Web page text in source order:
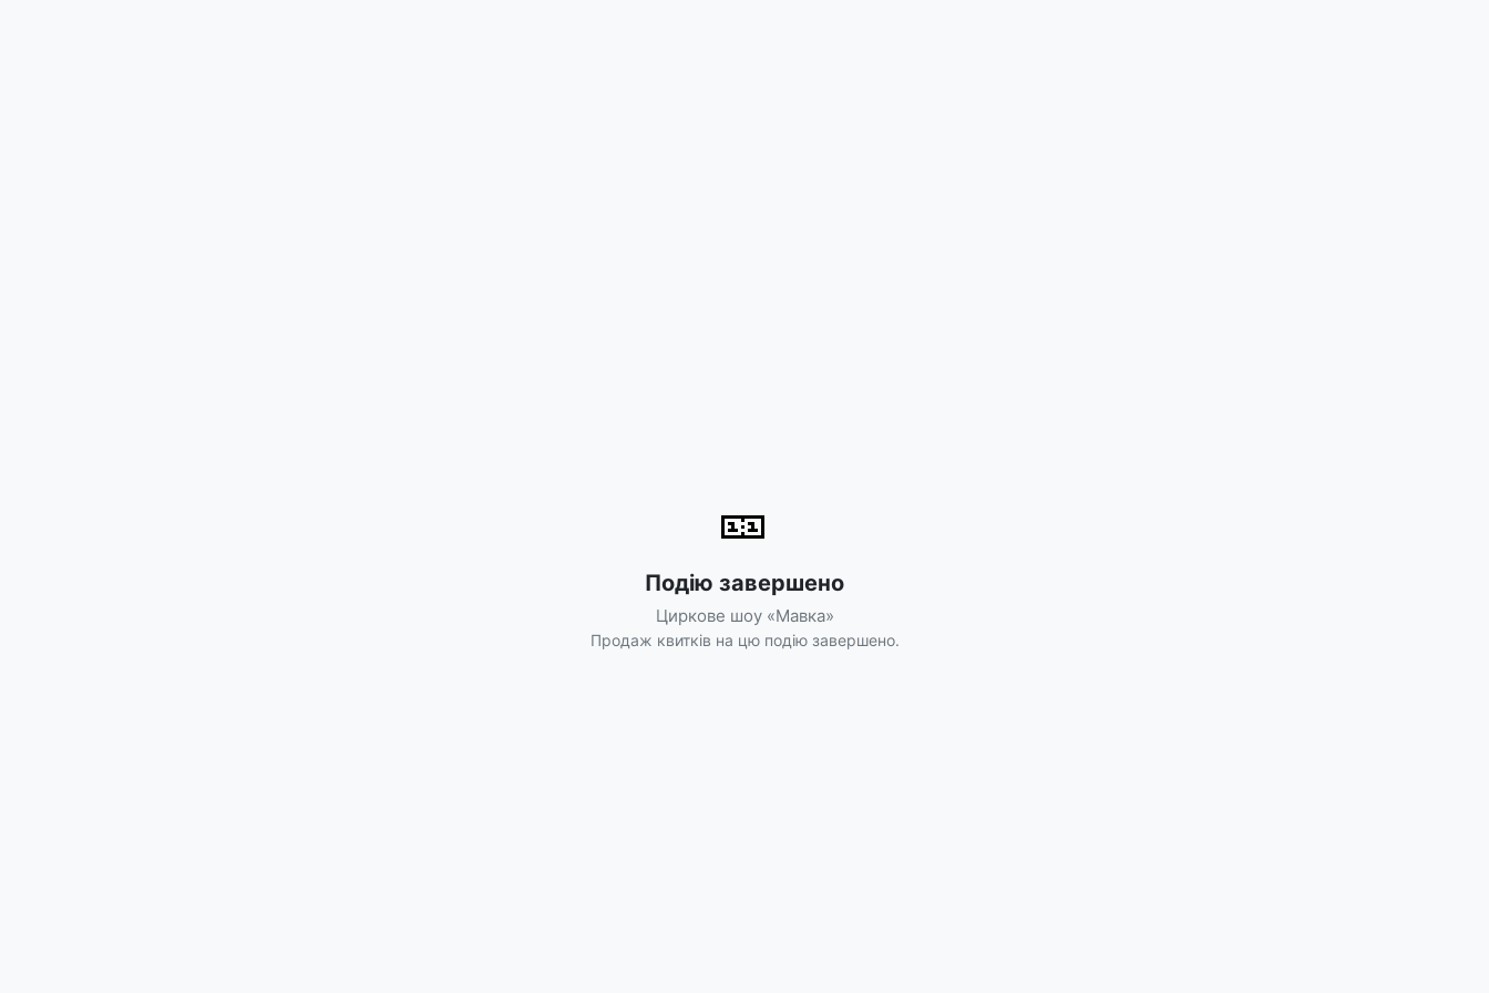
🎫
Подію завершено
Циркове шоу «Мавка»
Продаж квитків на цю подію завершено.